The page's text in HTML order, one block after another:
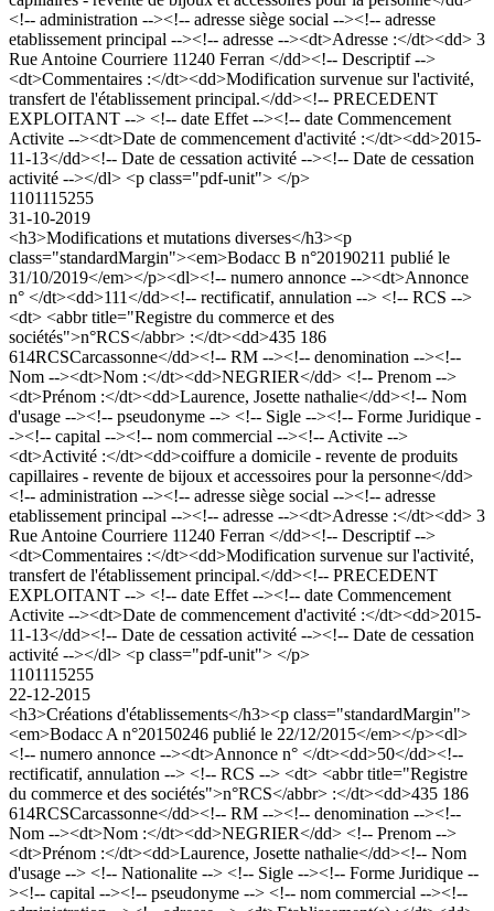
<!-- administration --><!-- adresse siège social --><!-- adresse
etablissement principal --><!-- adresse --><dt>Adresse :</dt><dd> 3
Rue Antoine Courriere 11240 Ferran </dd><!-- Descriptif -->
<dt>Commentaires :</dt><dd>Modification survenue sur l'activité,
transfert de l'établissement principal.</dd><!-- PRECEDENT
EXPLOITANT --> <!-- date Effet --><!-- date Commencement
Activite --><dt>Date de commencement d'activité :</dt><dd>2015-
11-13</dd><!-- Date de cessation activité --><!-- Date de cessation
activité --></dl> <p class="pdf-unit"> </p>
1101115255
31-10-2019
<h3>Modifications et mutations diverses</h3><p
class="standardMargin"><em>Bodacc B n°20190211 publié le
31/10/2019</em></p><dl><!-- numero annonce --><dt>Annonce
n° </dt><dd>111</dd><!-- rectificatif, annulation --> <!-- RCS -->
<dt> <abbr title="Registre du commerce et des
sociétés">n°RCS</abbr> :</dt><dd>435 186
614RCSCarcassonne</dd><!-- RM --><!-- denomination --><!--
Nom --><dt>Nom :</dt><dd>NEGRIER</dd> <!-- Prenom -->
<dt>Prénom :</dt><dd>Laurence, Josette nathalie</dd><!-- Nom
d'usage --><!-- pseudonyme --> <!-- Sigle --><!-- Forme Juridique -
-><!-- capital --><!-- nom commercial --><!-- Activite -->
<dt>Activité :</dt><dd>coiffure a domicile - revente de produits
capillaires - revente de bijoux et accessoires pour la personne</dd>
<!-- administration --><!-- adresse siège social --><!-- adresse
etablissement principal --><!-- adresse --><dt>Adresse :</dt><dd> 3
Rue Antoine Courriere 11240 Ferran </dd><!-- Descriptif -->
<dt>Commentaires :</dt><dd>Modification survenue sur l'activité,
transfert de l'établissement principal.</dd><!-- PRECEDENT
EXPLOITANT --> <!-- date Effet --><!-- date Commencement
Activite --><dt>Date de commencement d'activité :</dt><dd>2015-
11-13</dd><!-- Date de cessation activité --><!-- Date de cessation
activité --></dl> <p class="pdf-unit"> </p>
1101115255
22-12-2015
<h3>Créations d'établissements</h3><p class="standardMargin">
<em>Bodacc A n°20150246 publié le 22/12/2015</em></p><dl>
<!-- numero annonce --><dt>Annonce n° </dt><dd>50</dd><!--
rectificatif, annulation --> <!-- RCS --> <dt> <abbr title="Registre
du commerce et des sociétés">n°RCS</abbr> :</dt><dd>435 186
614RCSCarcassonne</dd><!-- RM --><!-- denomination --><!--
Nom --><dt>Nom :</dt><dd>NEGRIER</dd> <!-- Prenom -->
<dt>Prénom :</dt><dd>Laurence, Josette nathalie</dd><!-- Nom
d'usage --> <!-- Nationalite --> <!-- Sigle --><!-- Forme Juridique --
><!-- capital --><!-- pseudonyme --> <!-- nom commercial --><!--